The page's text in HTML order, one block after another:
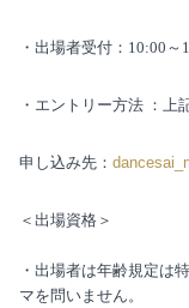
・出場者受付： 10:00 ～
・エントリー方法 ：上
申し込み先：
＜出場資格＞
・出場者は年齢規定は
マを問いません。